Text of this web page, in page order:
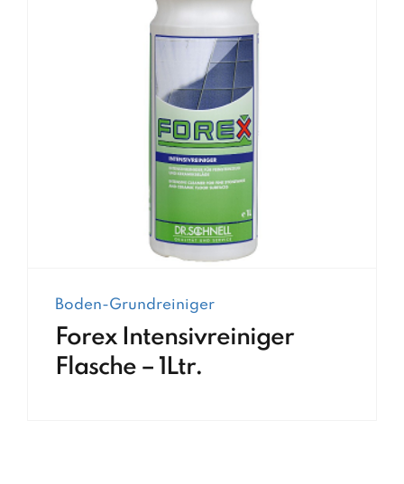
Boden-Grundreiniger
Forex Intensivreiniger
Flasche – 1Ltr.